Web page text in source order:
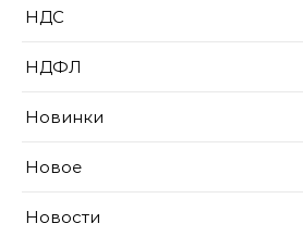
НДС
НДФЛ
Новинки
Новое
Новости